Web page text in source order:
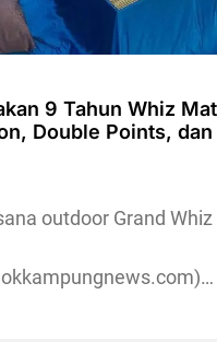
9 Tahun Whiz
Double Points, dan
outdoor Grand Whiz
- Genap berusia